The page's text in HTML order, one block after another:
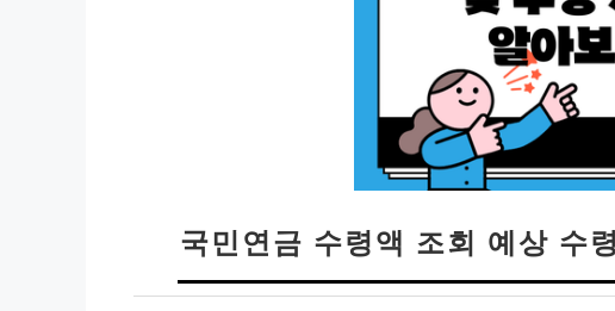
국민연금 수령액 조회 예상 수